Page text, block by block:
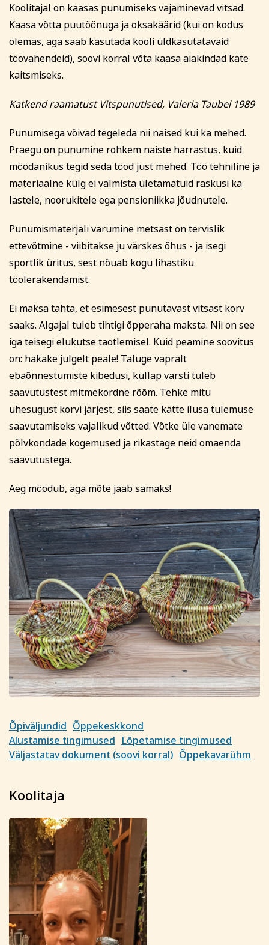
Koolitajal on kaasas punumiseks vajaminevad vitsad.
Kaasa võtta puutöönuga ja oksakäärid (kui on kodus
olemas, aga saab kasutada kooli üldkasutatavaid
töövahendeid), soovi korral võta kaasa aiakindad käte
kaitsmiseks.
Katkend raamatust Vitspunutised, Valeria Taubel 1989
Punumisega võivad tegeleda nii naised kui ka mehed.
Praegu on punumine rohkem naiste harrastus, kuid
möödanikus tegid seda tööd just mehed. Töö tehniline ja
materiaalne külg ei valmista ületamatuid raskusi ka
lastele, noorukitele ega pensioniikka jõudnutele.
Punumismaterjali varumine metsast on tervislik
ettevõtmine - viibitakse ju värskes õhus - ja isegi
sportlik üritus, sest nõuab kogu lihastiku
töölerakendamist.
Ei maksa tahta, et esimesest punutavast vitsast korv
saaks. Algajal tuleb tihtigi õpperaha maksta. Nii on see
iga teisegi elukutse taotlemisel. Kuid peamine soovitus
on: hakake julgelt peale! Taluge vapralt
ebaõnnestumiste kibedusi, küllap varsti tuleb
saavutustest mitmekordne rõõm. Tehke mitu
ühesugust korvi järjest, siis saate kätte ilusa tulemuse
saavutamiseks vajalikud võtted. Võtke üle vanemate
põlvkondade kogemused ja rikastage neid omaenda
saavutustega.
Aeg möödub, aga mõte jääb samaks!
Õpiväljundid Õppekeskkond
Alustamise tingimused Lõpetamise tingimused
Väljastatav dokument (soovi korral) Õppekavarühm
Koolitaja
Koolitusel osalemiseks tuleb õppetasu tasuda arvel
märgitud tähtajaks, mis saadetakse koos
registreerumise kinnitusega (reeglina on tähtaeg kaks
nädalat enne koolituse algust). Kokkuleppel
koolitussekretäriga ja koolituslepingu sõlmimisega on
võimalik tasuda osade kaupa.
Loobumisest mitte teavitamisel või loobumisel vähem
on juba alanud, õppetasu ei tagastata ja väljastatud
arve kuulub tasumisele.
Koolituse ärajäämisel teavitatakse registreerunuid
sellest viivitamatult. Õppetasu tagastatakse või soovi
korral kantakse üle mõnele teisele koolitusele.
Tutvu õppetöö korraldusega lähemalt siin
Märkused / kinkekaardi nr
korraldusega, privaatsuspoliitikaga ja nõustun
esitatud andmete kasutamisega koolituse
läbiviimise eesmärgil.
Soovin saada rahvaülikooli uudiskirja
Registreerin